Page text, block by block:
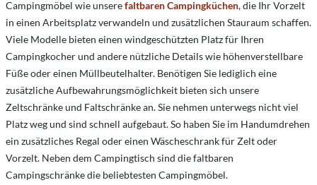
Campingmöbel wie unserefaltbaren Campingküchen, die Ihr Vorzelt
in einen Arbeitsplatz verwandeln und zusätzlichen Stauraum schaffen.
Viele Modelle bieten einen windgeschützten Platz für Ihren
Campingkocher und andere nützliche Details wie höhenverstellbare
Füße oder einen Müllbeutelhalter. Benötigen Sie lediglich eine
zusätzliche Aufbewahrungsmöglichkeit bieten sich unsere
Zeltschränkeund Faltschränke an. Sie nehmen unterwegs nicht viel
Platz weg und sind schnell aufgebaut. So haben Sie im Handumdrehen
ein zusätzliches Regal oder einen Wäscheschrank für Zelt oder
Vorzelt. Neben dem Campingtisch sind die faltbaren
Campingschränke die beliebtesten Campingmöbel.